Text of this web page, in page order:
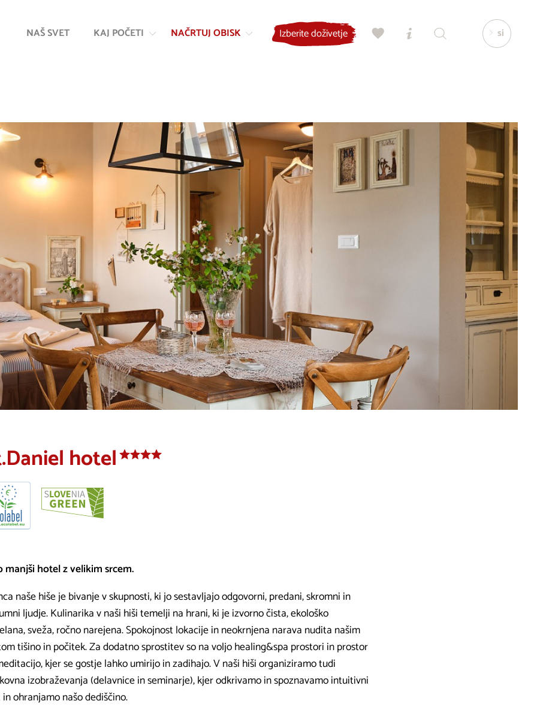
vsebino
NAŠ SVET KAJ POČETI NAČRTUJ OBISK Izberite doživetje si
hotel
manjši hotel z velikim srcem.
naše hiše je bivanje v skupnosti, ki jo sestavljajo odgovorni, predani, skromni in
ljudje. Kulinarika v naši hiši temelji na hrani, ki je izvorno čista, ekološko
sveža, ročno narejena. Spokojnost lokacije in neokrnjena narava nudita našim
tišino in počitek. Za dodatno sprostitev so na voljo healing&spa prostori in prostor
kjer se gostje lahko umirijo in zadihajo. V naši hiši organiziramo tudi
izobraževanja (delavnice in seminarje), kjer odkrivamo in spoznavamo intuitivni
ohranjamo našo dediščino.